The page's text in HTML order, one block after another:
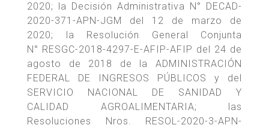
2020; la Decisión Administrativa N° DECAD-
2020-371-APN-JGM del 12 de marzo de
2020; la Resolución General Conjunta
N° RESGC-2018-4297-E-AFIP-AFIP del 24 de
agosto de 2018 de la ADMINISTRACIÓN
FEDERAL DE INGRESOS PÚBLICOS y del
SERVICIO NACIONAL DE SANIDAD Y
CALIDAD AGROALIMENTARIA; las
Resoluciones Nros. RESOL-2020-3-APN-